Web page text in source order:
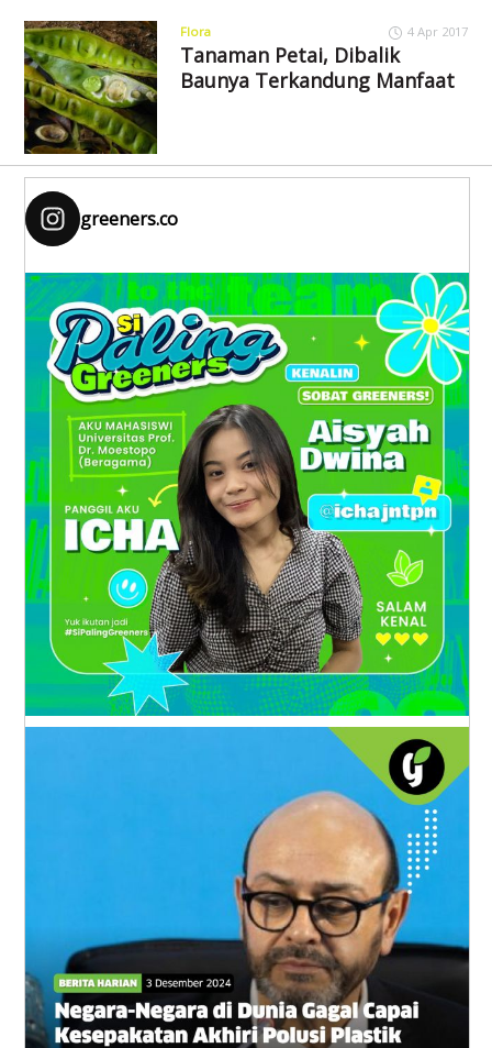
Flora 4 Apr 2017
Tanaman Petai, Dibalik
Baunya Terkandung Manfaat
greeners.co